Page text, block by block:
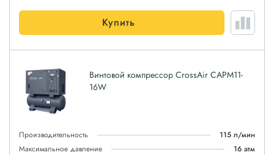
Купить
Винтовой компрессор CrossAir CAPM11-
16W
Производительность
115 л/мин
Максимальное давление
16 атм